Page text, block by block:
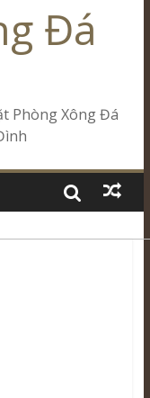
& Jjim Jil Bang –
Đá
Phòng Xông Đá